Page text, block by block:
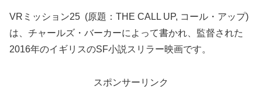
VRミッション25 (原題：THE CALL UP, コール・アップ)
は、チャールズ・バーカーによって書かれ、監督された
2016年のイギリスのSF小説スリラー映画です。
スポンサーリンク